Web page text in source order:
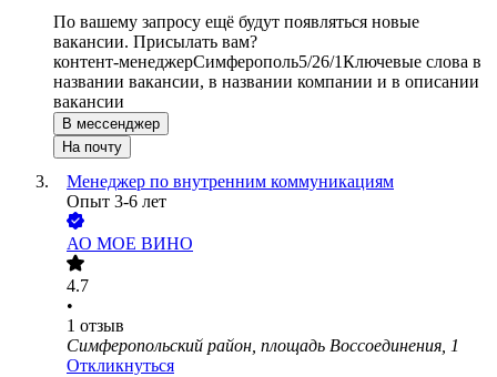
По вашему запросу ещё будут появляться новые
вакансии. Присылать вам?
контент-менеджерСимферополь5/26/1Ключевые слова в
названии вакансии, в названии компании и в описании
вакансии
В мессенджер
На почту
Менеджер по внутренним коммуникациям
Опыт 3-6 лет
АО МОЕ ВИНО
4.7
•
1 отзыв
Симферопольский район, площадь Воссоединения, 1
Откликнуться